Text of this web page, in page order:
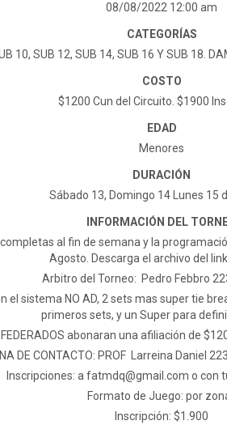
08/08/2022 12:00 am
CATEGORÍAS
10, SUB 12, SUB 14, SUB 16 Y SUB 18.
COSTO
$1200 Cun del Circuito. $1900
EDAD
Menores
DURACIÓN
Sábado 13, Domingo 14 Lunes 15
INFORMACIÓN DEL
al fin de semana y la
Agosto. Descarga el archivo del
Arbitro del Torneo: Pedro Febbro
el sistema NO AD, 2 sets mas super tie
primeros sets, y un Super para
abonaran una afiliación de
DE CONTACTO: PROF Larreina Daniel
Inscripciones: afatmdq@gmail.com o con
Formato de Juego: por
Inscripción: $1.900